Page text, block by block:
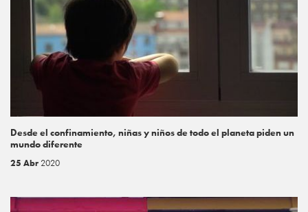
Desde el confinamiento, niñas y niños de todo el planeta piden un
mundo diferente
25 Abr 2020